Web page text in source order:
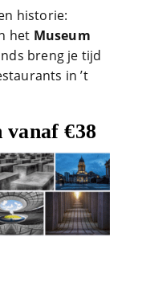
historie:
het Museum
breng je tijd
in ’t
€38